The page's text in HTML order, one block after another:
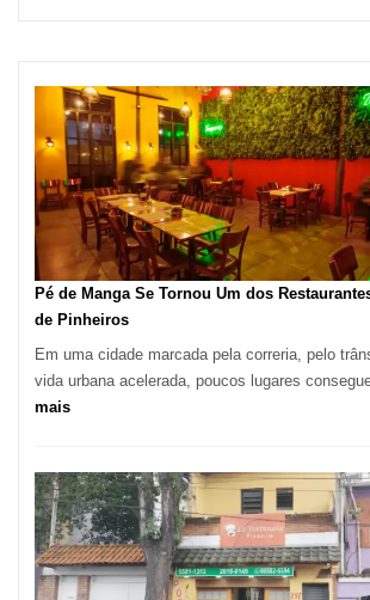
Pé de Manga Se Tornou Um dos
de Pinheiros
Em uma cidade marcada pela correria, pelo
vida urbana acelerada, poucos lugares
mais:
Manga
Se
Tornou
Um
dos